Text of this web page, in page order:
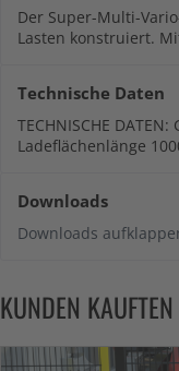
Der Super-Multi-
Lasten konstruiert.
Technische Daten
TECHNISCHE
Ladeflächenlänge
Downloads
Downloads
KUNDEN